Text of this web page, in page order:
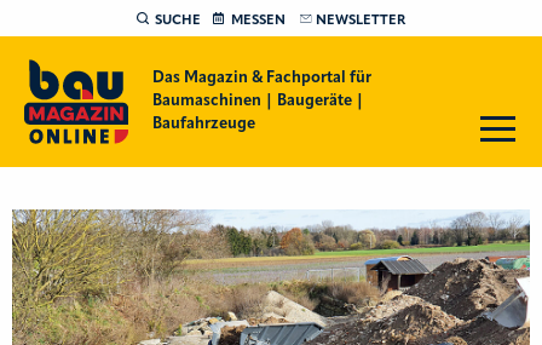
SUCHE MESSEN NEWSLETTER
Das Magazin & Fachportal für
Baumaschinen | Baugeräte |
Baufahrzeuge